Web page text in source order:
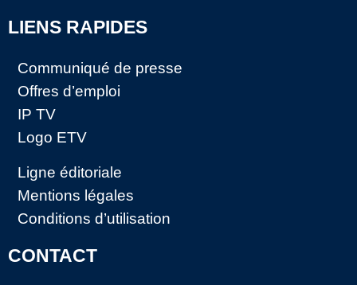
LIENS RAPIDES
Communiqué de presse
Offres d’emploi
IP TV
Logo ETV
Ligne éditoriale
Mentions légales
Conditions d’utilisation
CONTACT